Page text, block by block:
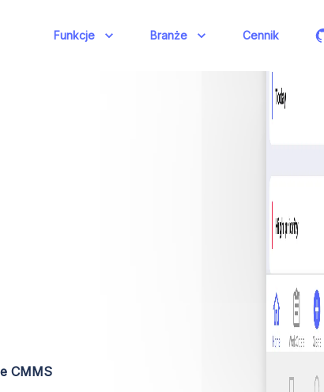
Funkcje Branże Cennik
CMMS